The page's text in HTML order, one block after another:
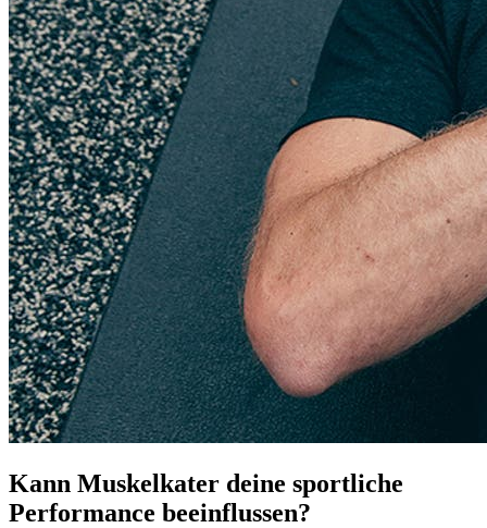
Kann Muskelkater deine sportliche
Performance beeinflussen?